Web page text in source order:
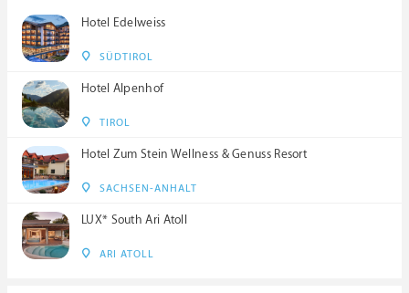
Hotel Edelweiss
SÜDTIROL
Hotel Alpenhof
TIROL
Hotel Zum Stein Wellness & Genuss Resort
SACHSEN-ANHALT
LUX* South Ari Atoll
ARI ATOLL